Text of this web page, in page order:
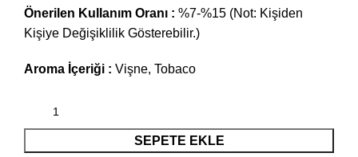
Önerilen Kullanım Oranı : %7-%15 (Not: Kişiden
Kişiye Değişiklilik Gösterebilir.)
Aroma İçeriği : Vişne, Tobaco
SEPETE EKLE